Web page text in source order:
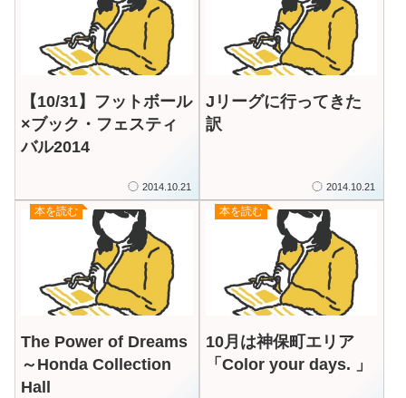
【10/31】フットボール
×ブック・フェスティ
バル2014
2014.10.21
Jリーグに行ってきた
訳
2014.10.21
本を読む
The Power of Dreams
～Honda Collection
Hall
本を読む
10月は神保町エリア
「Color your days. 」